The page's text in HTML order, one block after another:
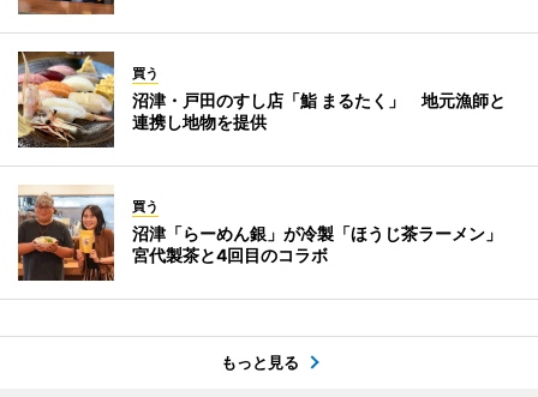
買う
沼津・戸田のすし店「鮨 まるたく」 地元漁師と
連携し地物を提供
買う
沼津「らーめん銀」が冷製「ほうじ茶ラーメン」
宮代製茶と4回目のコラボ
もっと見る